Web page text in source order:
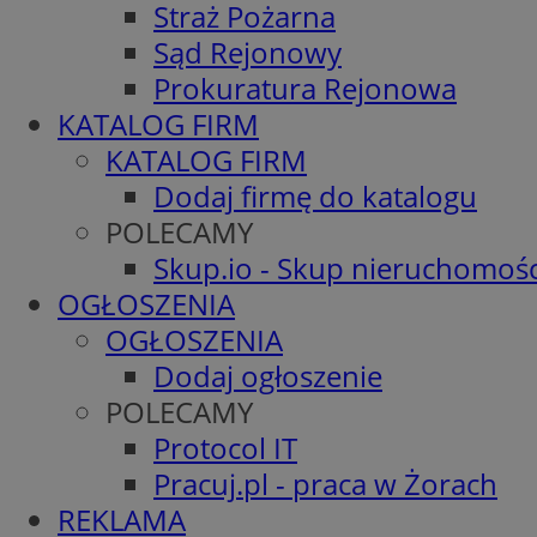
Straż Pożarna
Sąd Rejonowy
Prokuratura Rejonowa
KATALOG FIRM
KATALOG FIRM
Dodaj firmę do katalogu
POLECAMY
Skup.io - Skup
OGŁOSZENIA
OGŁOSZENIA
Dodaj ogłoszenie
POLECAMY
Protocol IT
Pracuj.pl - praca w Żorach
REKLAMA